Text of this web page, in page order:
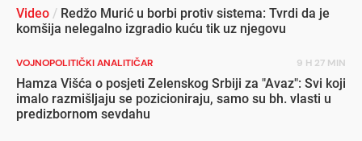
Video / Redžo Murić u borbi protiv sistema: Tvrdi da je
komšija nelegalno izgradio kuću tik uz njegovu
VOJNOPOLITIČKI ANALITIČAR 9 H 27 MIN
Hamza Višća o posjeti Zelenskog Srbiji za "Avaz": Svi koji
imalo razmišljaju se pozicioniraju, samo su bh. vlasti u
predizbornom sevdahu